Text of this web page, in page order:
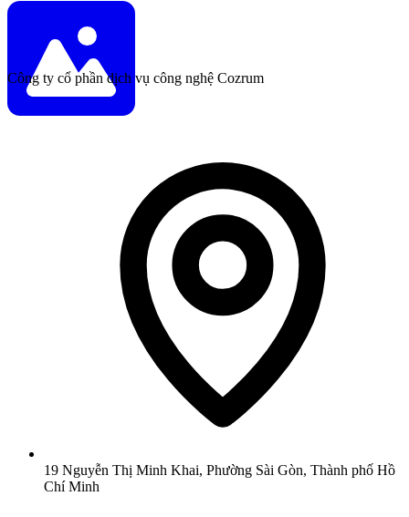
Công ty cổ phần dịch vụ công nghệ Cozrum
19 Nguyễn Thị Minh Khai, Phường Sài Gòn, Thành phố Hồ
Chí Minh